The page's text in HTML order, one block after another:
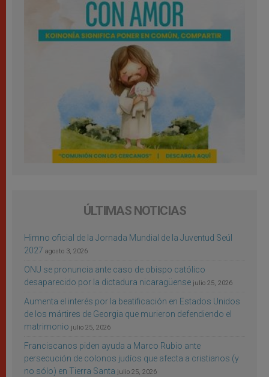
ÚLTIMAS NOTICIAS
Himno oficial de la Jornada Mundial de la Juventud Seúl
2027 agosto 3, 2026
ONU se pronuncia ante caso de obispo católico
desaparecido por la dictadura nicaragüense julio 25, 2026
Aumenta el interés por la beatificación en Estados Unidos
de los mártires de Georgia que murieron defendiendo el
matrimonio julio 25, 2026
Franciscanos piden ayuda a Marco Rubio ante
persecución de colonos judíos que afecta a cristianos (y
no sólo) en Tierra Santa julio 25, 2026